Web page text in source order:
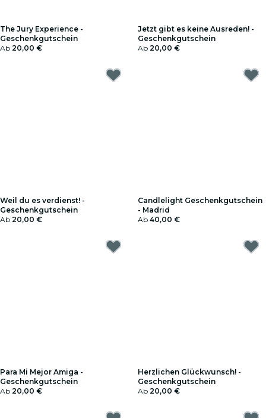
The Jury Experience -
Geschenkgutschein
Ab 20,00 €
Jetzt gibt es keine Ausreden! -
Geschenkgutschein
Ab 20,00 €
Weil du es verdienst! -
Geschenkgutschein
Ab 20,00 €
Candlelight Geschenkgutschein
- Madrid
Ab 40,00 €
Para Mi Mejor Amiga -
Geschenkgutschein
Ab 20,00 €
Herzlichen Glückwunsch! -
Geschenkgutschein
Ab 20,00 €